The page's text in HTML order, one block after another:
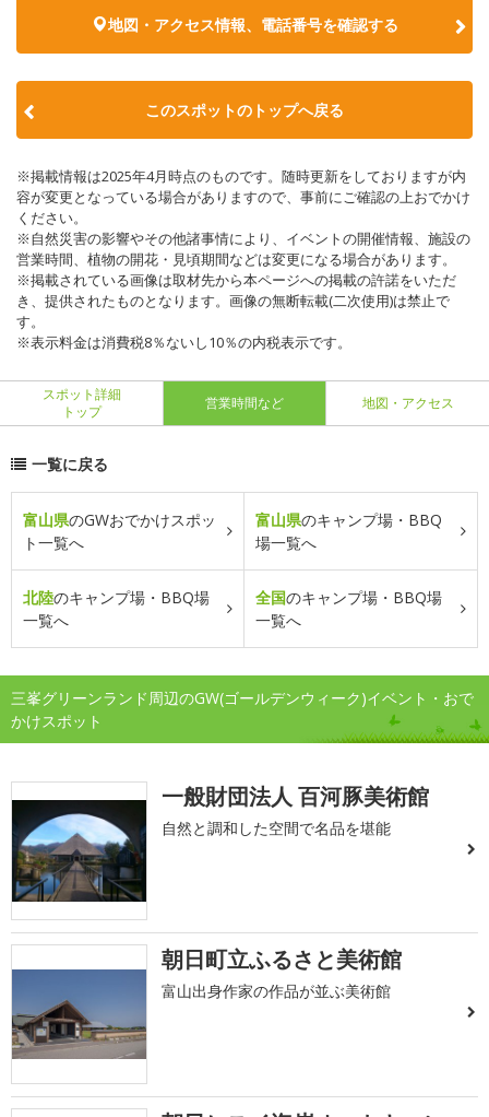
地図・アクセス情報、電話番号を確認する
このスポットのトップへ戻る
※掲載情報は2025年4月時点のものです。随時更新をしておりますが内
容が変更となっている場合がありますので、事前にご確認の上おでかけ
ください。
※自然災害の影響やその他諸事情により、イベントの開催情報、施設の
営業時間、植物の開花・見頃期間などは変更になる場合があります。
※掲載されている画像は取材先から本ページへの掲載の許諾をいただ
き、提供されたものとなります。画像の無断転載(二次使用)は禁止で
す。
※表示料金は消費税8％ないし10％の内税表示です。
スポット詳細
トップ
営業時間など 地図・アクセス
一覧に戻る
富山県のGWおでかけスポッ
ト一覧へ
富山県のキャンプ場・BBQ
場一覧へ
北陸のキャンプ場・BBQ場
一覧へ
全国のキャンプ場・BBQ場
一覧へ
三峯グリーンランド周辺のGW(ゴールデンウィーク)イベント・おで
かけスポット
一般財団法人 百河豚美術館
自然と調和した空間で名品を堪能
朝日町立ふるさと美術館
富山出身作家の作品が並ぶ美術館